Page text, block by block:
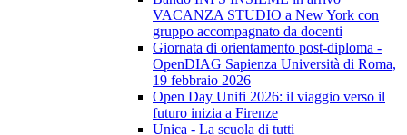
VACANZA STUDIO a New York con
gruppo accompagnato da docenti
Giornata di orientamento post-diploma -
OpenDIAG Sapienza Università di Roma,
19 febbraio 2026
Open Day Unifi 2026: il viaggio verso il
futuro inizia a Firenze
Unica - La scuola di tutti